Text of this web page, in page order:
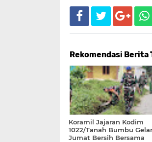
Rekomendasi Berita
Koramil Jajaran Kodim
1022/Tanah Bumbu Gelar
Jumat Bersih Bersama